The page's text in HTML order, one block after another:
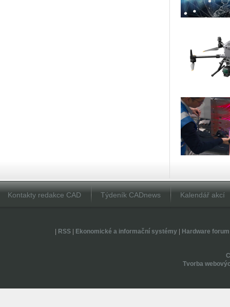
Kontakty redakce CAD Týdeník CADnews Kalendář akcí
RSS| Ekonomické a informační systémy| Hardware forum
Tvorba